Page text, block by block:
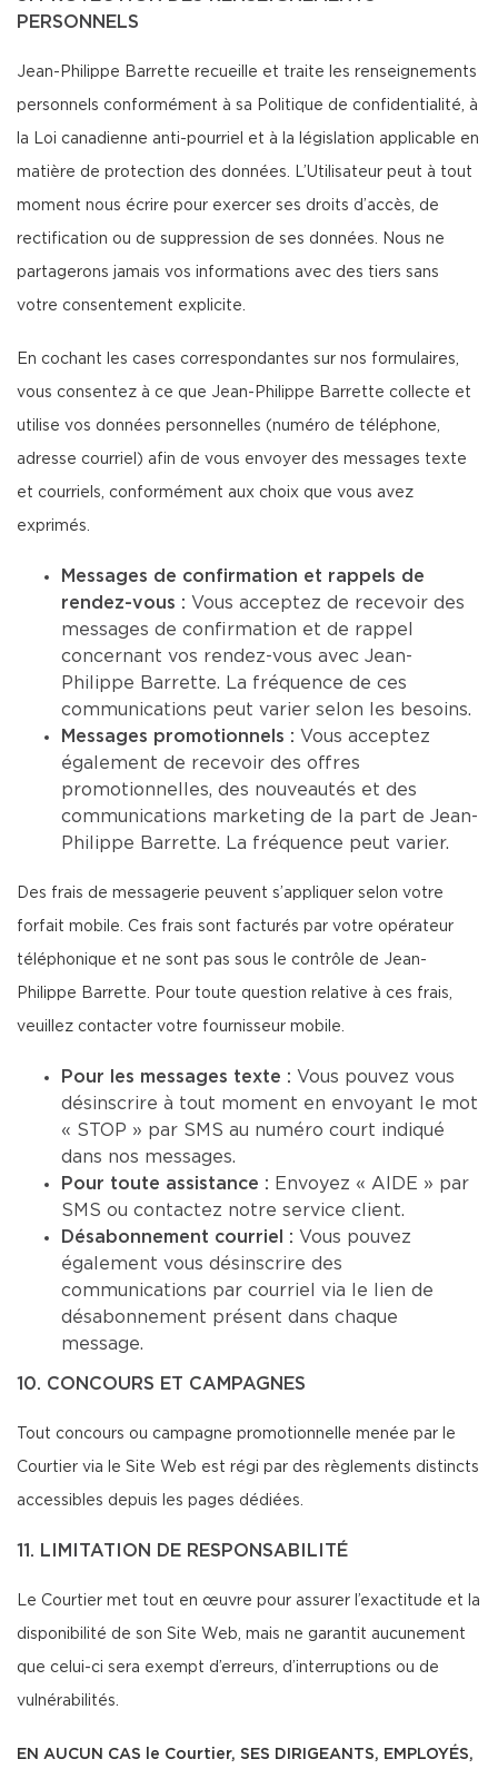
PERSONNELS
Jean-Philippe Barrette recueille et traite les renseignements
personnels conformément à sa Politique de confidentialité, à
la Loi canadienne anti-pourriel et à la législation applicable en
matière de protection des données. L’Utilisateur peut à tout
moment nous écrire pour exercer ses droits d’accès, de
rectification ou de suppression de ses données. Nous ne
partagerons jamais vos informations avec des tiers sans
votre consentement explicite.
En cochant les cases correspondantes sur nos formulaires,
vous consentez à ce que Jean-Philippe Barrette collecte et
utilise vos données personnelles (numéro de téléphone,
adresse courriel) afin de vous envoyer des messages texte
et courriels, conformément aux choix que vous avez
exprimés.
Messages de confirmation et rappels de
rendez-vous : Vous acceptez de recevoir des
messages de confirmation et de rappel
concernant vos rendez-vous avec Jean-
Philippe Barrette. La fréquence de ces
communications peut varier selon les besoins.
Messages promotionnels : Vous acceptez
également de recevoir des offres
promotionnelles, des nouveautés et des
communications marketing de la part de Jean-
Philippe Barrette. La fréquence peut varier.
Des frais de messagerie peuvent s’appliquer selon votre
forfait mobile. Ces frais sont facturés par votre opérateur
téléphonique et ne sont pas sous le contrôle de Jean-
Philippe Barrette. Pour toute question relative à ces frais,
veuillez contacter votre fournisseur mobile.
Pour les messages texte : Vous pouvez vous
désinscrire à tout moment en envoyant le mot
« STOP » par SMS au numéro court indiqué
dans nos messages.
Pour toute assistance : Envoyez « AIDE » par
SMS ou contactez notre service client.
Désabonnement courriel : Vous pouvez
également vous désinscrire des
communications par courriel via le lien de
désabonnement présent dans chaque
message.
10. CONCOURS ET CAMPAGNES
Tout concours ou campagne promotionnelle menée par le
Courtier via le Site Web est régi par des règlements distincts
accessibles depuis les pages dédiées.
11. LIMITATION DE RESPONSABILITÉ
Le Courtier met tout en œuvre pour assurer l’exactitude et la
disponibilité de son Site Web, mais ne garantit aucunement
que celui-ci sera exempt d’erreurs, d’interruptions ou de
vulnérabilités.
EN AUCUN CAS le Courtier, SES DIRIGEANTS, EMPLOYÉS,